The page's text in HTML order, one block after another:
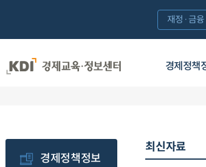
경제정책
재정·금융
경제정책정보
최신자료